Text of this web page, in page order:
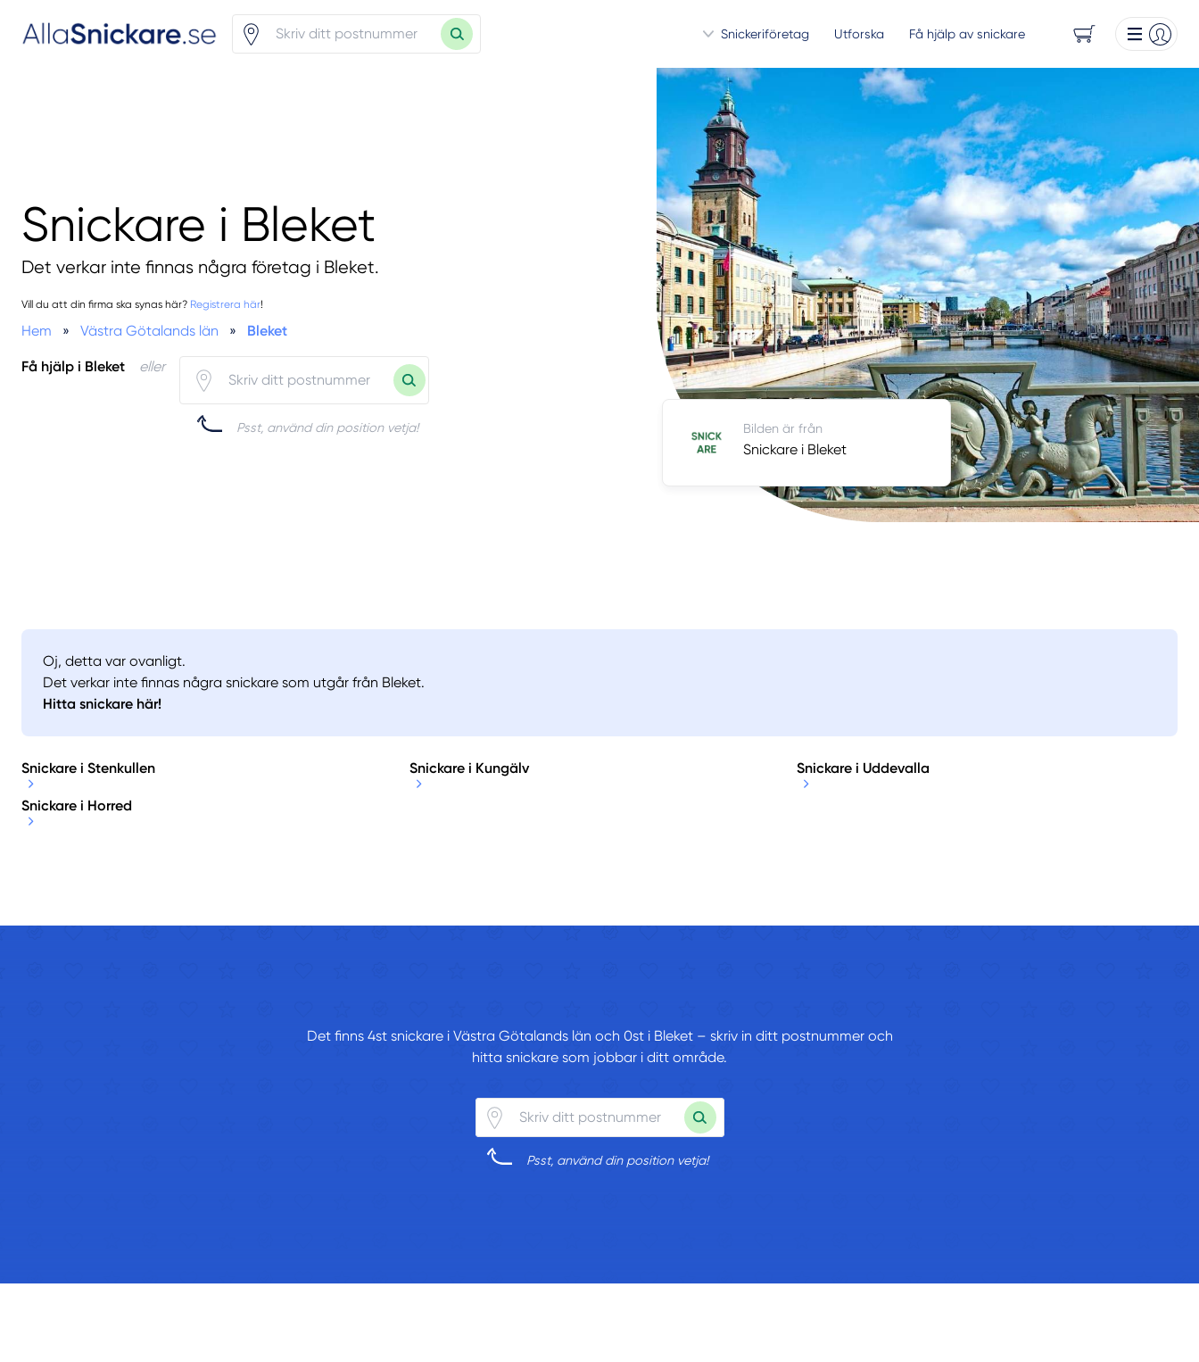
Snickeriföretag Utforska Få hjälp av snickare
Snickare i Bleket
Det verkar inte finnas några företag i Bleket.
Vill du att din firma ska synas här? Registrera här!
Hem » Västra Götalands län » Bleket
Få hjälp i Bleket eller
Psst, använd din position vetja! Bilden är från
Snickare i Bleket
Oj, detta var ovanligt.
Det verkar inte finnas några snickare som utgår från Bleket.
Hitta snickare här!
Snickare i Stenkullen Snickare i Kungälv Snickare i Uddevalla
Snickare i Horred
Det finns 4st snickare i Västra Götalands län och 0st i Bleket – skriv in ditt postnummer och
hitta snickare som jobbar i ditt område.
Psst, använd din position vetja!